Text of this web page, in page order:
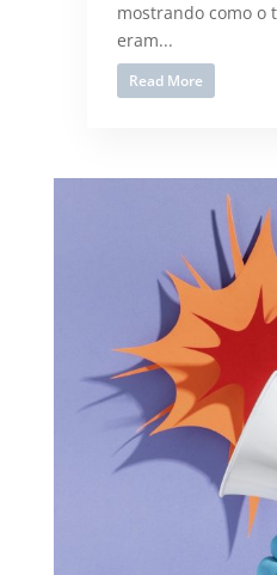
mostrando como o
eram...
Read More